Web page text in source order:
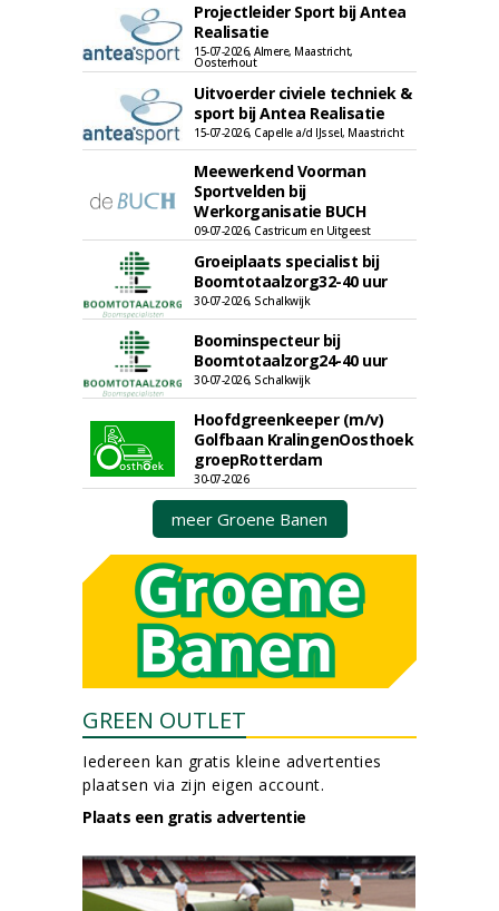
Projectleider Sport bij Antea
Realisatie
15-07-2026, Almere, Maastricht,
Oosterhout
Uitvoerder civiele techniek &
sport bij Antea Realisatie
15-07-2026, Capelle a/d IJssel, Maastricht
Meewerkend Voorman
Sportvelden bij
Werkorganisatie BUCH
09-07-2026, Castricum en Uitgeest
Groeiplaats specialist bij
Boomtotaalzorg32-40 uur
30-07-2026, Schalkwijk
Boominspecteur bij
Boomtotaalzorg24-40 uur
30-07-2026, Schalkwijk
Hoofdgreenkeeper (m/v)
Golfbaan KralingenOosthoek
groepRotterdam
30-07-2026
meer Groene Banen
GREEN OUTLET
Iedereen kan gratis kleine advertenties
plaatsen via zijn eigen account.
Plaats een gratis advertentie